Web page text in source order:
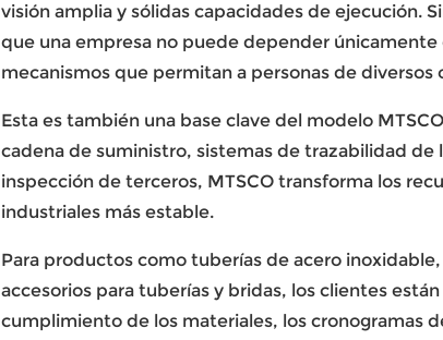
visión amplia y sólidas capacidades de ejecución.
que una empresa no puede depender
mecanismos que permitan a personas de
Esta es también una base clave del modelo
cadena de suministro, sistemas de trazabilidad
inspección de terceros, MTSCO transforma los
industriales más estable.
Para productos como tuberías de acero
accesorios para tuberías y bridas, los clientes
cumplimiento de los materiales, los cronogramas